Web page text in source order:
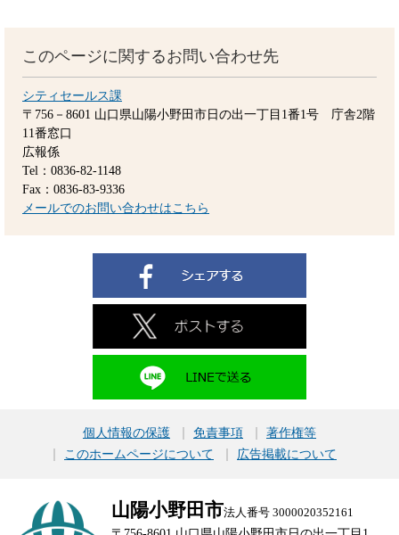
このページに関するお問い合わせ先
シティセールス課
〒756－8601 山口県山陽小野田市日の出一丁目1番1号 庁舎2階
11番窓口
広報係
Tel：0836-82-1148
Fax：0836-83-9336
メールでのお問い合わせはこちら
個人情報の保護 免責事項
著作権等
このホームページについて
広告掲載について
山陽小野田市法人番号 3000020352161